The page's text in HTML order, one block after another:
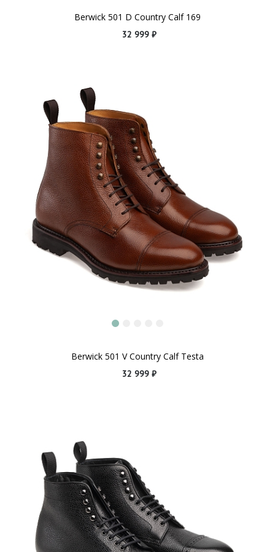
Berwick 501 D Country Calf 169
32 999 ₽
Berwick 501 V Country Calf Testa
32 999 ₽